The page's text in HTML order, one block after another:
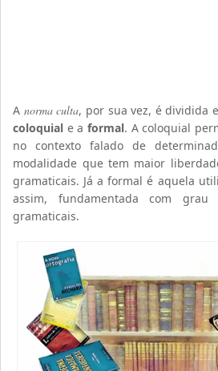
A norma culta, por sua vez, é dividida
coloquial e a formal. A coloquial
no contexto falado de
modalidade que tem maior
gramaticais. Já a formal é aquela
assim, fundamentada com
gramaticais.